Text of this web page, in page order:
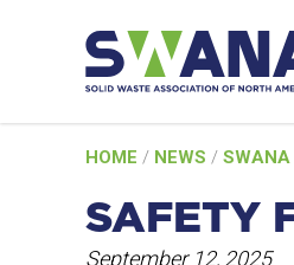
HOME / NEWS / SWANA
SAFETY
September 12, 2025